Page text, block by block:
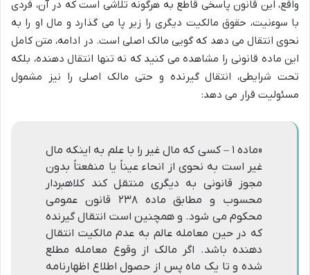
واقع، این قانون پاسخی قاطع به هرگونه تلاشی است که در آن، فردی
با سوءنیت، حقوق مالکیت دیگری را زیر پا می گذارد و مال او را به
نحوی انتقال می دهد که گویی مالک اصلی است. در ادامه، متن کامل
این ماده قانونی را مشاهده می کنید که نه تنها انتقال دهنده، بلکه
تحت شرایطی، انتقال گیرنده و حتی مالک اصلی را نیز مشمول
مسئولیت قرار می دهد:
«ماده ۱ – کسی که مال غیر را با علم به اینکه مال
غیر است به نحوی از انحاء عیناً یا منفعتاً بدون
مجوز قانونی به دیگری منتقل کند کلاهبردار
محسوب و مطابق ماده ۲۳۸ قانون عمومی
محکوم می شود. و همچنین است انتقال گیرنده
که در حین معامله عالم به عدم مالکیت انتقال
دهنده باشد. اگر مالک از وقوع معامله مطلع
شده و تا یک ماه پس از حصول اطلاع اظهارنامه